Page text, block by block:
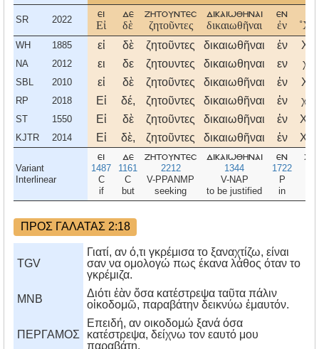
SR 2022
ει
Εἰ
δε
δὲ
ζητουντεσ
ζητοῦντες
δικαιωθηναι
δικαιωθῆναι
εν
ἐν
WH 1885 εἰ δὲ ζητοῦντες δικαιωθῆναι ἐν
NA 2012 ει δε ζητουντες δικαιωθηναι εν
SBL 2010 εἰ δὲ ζητοῦντες δικαιωθῆναι ἐν
RP 2018 Εἰ δέ, ζητοῦντες δικαιωθῆναι ἐν
ST 1550 Εἰ δὲ ζητοῦντες δικαιωθῆναι ἐν
KJTR 2014 Εἰ δὲ, ζητοῦντες δικαιωθῆναι ἐν
Variant
Interlinear
ει
1487
C
if
δε
1161
C
but
ζητουντεσ
2212
V-PPANMP
seeking
δικαιωθηναι
1344
V-NAP
to be justified
εν
1722
P
in
ΠΡΟΣ ΓΑΛΑΤΑΣ 2:18
TGV
Γιατί, αν ό,τι γκρέμισα το ξαναχτίζω, είναι
σαν να ομολογώ πως έκανα λάθος όταν το
γκρέμιζα.
MNB
Διότι ἐὰν ὅσα κατέστρεψα ταῦτα πάλιν
οἰκοδομῶ, παραβάτην δεικνύω ἐμαυτόν.
ΠΕΡΓΑΜΟΣ
Eπειδή, αν οικοδομώ ξανά όσα
κατέστρεψα, δείχνω τον εαυτό μου
παραβάτη.